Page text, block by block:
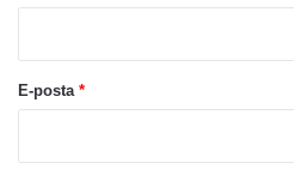
E-posta *